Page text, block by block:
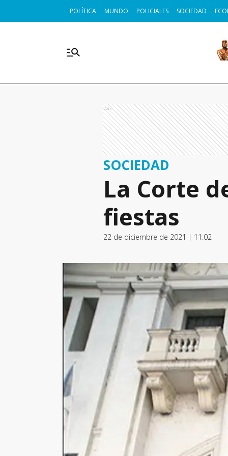
POLÍTICA MUNDO POLICIALES SOCIEDAD
Ads
SOCIEDAD
La Corte
fiestas
22 de diciembre de 2021 | 11:02